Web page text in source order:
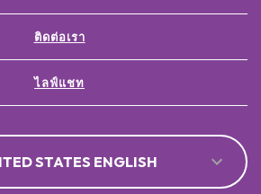
ติดต่อเรา
ไลฟ์แชท
STATES ENGLISH